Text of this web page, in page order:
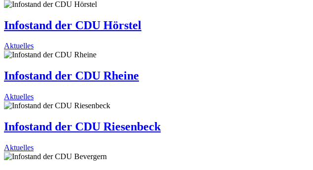
Infostand der CDU Hörstel
Aktuelles
Infostand der CDU Rheine
Aktuelles
Infostand der CDU Riesenbeck
Aktuelles